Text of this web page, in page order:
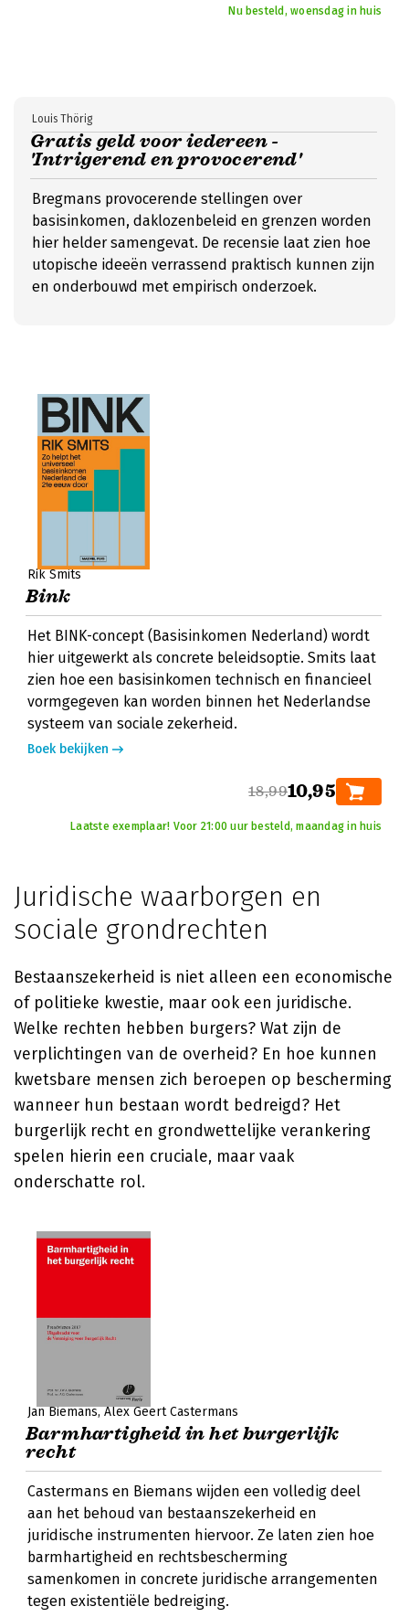
Nu besteld, woensdag in huis
Gratis geld voor iedereen -
'Intrigerend en provocerend'
Louis Thörig
Bregmans provocerende stellingen over
basisinkomen, daklozenbeleid en grenzen worden
hier helder samengevat. De recensie laat zien hoe
utopische ideeën verrassend praktisch kunnen zijn
en onderbouwd met empirisch onderzoek.
Rik Smits
Bink
Het BINK-concept (Basisinkomen Nederland) wordt
hier uitgewerkt als concrete beleidsoptie. Smits laat
zien hoe een basisinkomen technisch en financieel
vormgegeven kan worden binnen het Nederlandse
systeem van sociale zekerheid.
Boek bekijken
18,9910,95
Laatste exemplaar! Voor 21:00 uur besteld, maandag in huis
Juridische waarborgen en
sociale grondrechten
Bestaanszekerheid is niet alleen een economische
of politieke kwestie, maar ook een juridische.
Welke rechten hebben burgers? Wat zijn de
verplichtingen van de overheid? En hoe kunnen
kwetsbare mensen zich beroepen op bescherming
wanneer hun bestaan wordt bedreigd? Het
burgerlijk recht en grondwettelijke verankering
spelen hierin een cruciale, maar vaak
onderschatte rol.
Jan Biemans Alex Geert Castermans
Barmhartigheid in het burgerlijk
recht
Castermans en Biemans wijden een volledig deel
aan het behoud van bestaanszekerheid en
juridische instrumenten hiervoor. Ze laten zien hoe
barmhartigheid en rechtsbescherming
samenkomen in concrete juridische arrangementen
tegen existentiële bedreiging.